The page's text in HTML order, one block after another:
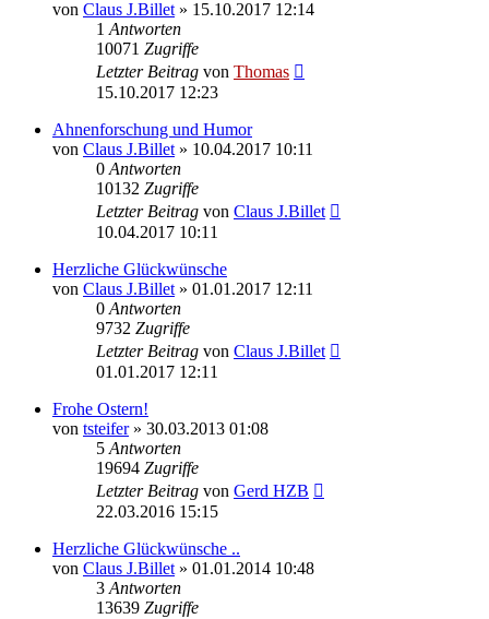
von Claus J.Billet » 15.10.2017 12:14
1 Antworten
10071 Zugriffe
Letzter Beitrag von Thomas
15.10.2017 12:23
Ahnenforschung und Humor
von Claus J.Billet » 10.04.2017 10:11
0 Antworten
10132 Zugriffe
Letzter Beitrag von Claus J.Billet
10.04.2017 10:11
Herzliche Glückwünsche
von Claus J.Billet » 01.01.2017 12:11
0 Antworten
9732 Zugriffe
Letzter Beitrag von Claus J.Billet
01.01.2017 12:11
Frohe Ostern!
von tsteifer» 30.03.2013 01:08
5 Antworten
19694 Zugriffe
Letzter Beitrag von Gerd HZB
22.03.2016 15:15
Herzliche Glückwünsche ..
von Claus J.Billet » 01.01.2014 10:48
3 Antworten
13639 Zugriffe